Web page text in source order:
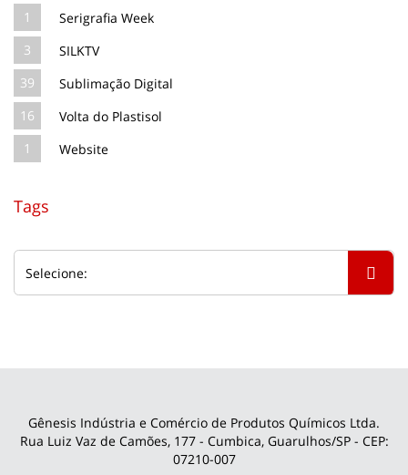
1
Serigrafia Week
3
SILKTV
39
Sublimação Digital
16
Volta do Plastisol
1
Website
Tags
Gênesis Indústria e Comércio de Produtos Químicos Ltda.
Rua Luiz Vaz de Camões, 177 - Cumbica, Guarulhos/SP - CEP:
07210-007